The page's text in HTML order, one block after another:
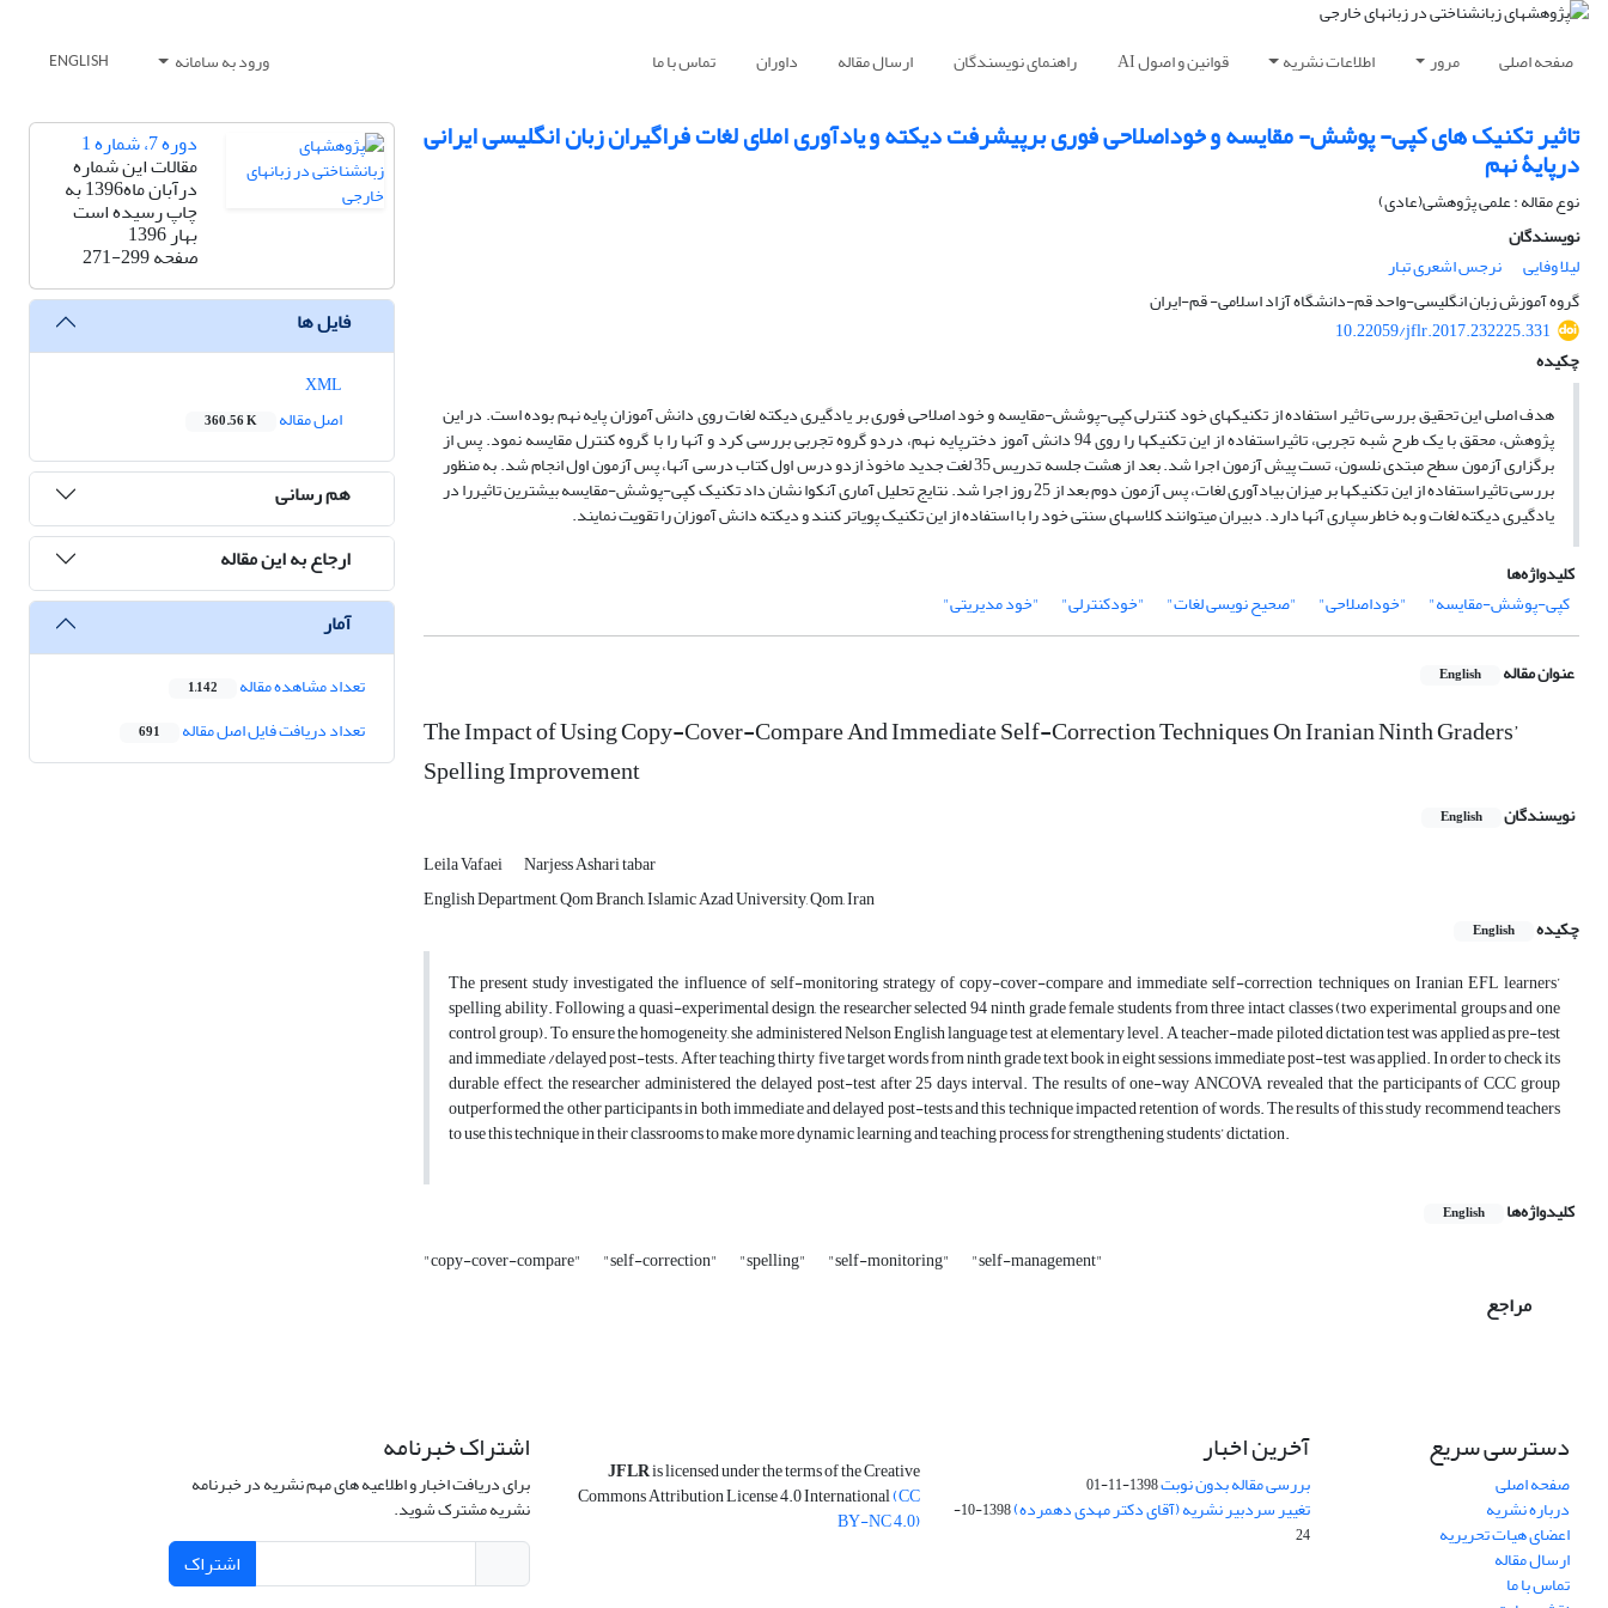
صفحه اصلی مرور اطلاعات نشریه قوانین و اصول AI راهنمای نویسندگان ارسال مقاله داوران تماس با ما ورود به سامانه ENGLISH
تاثیر تکنیک های کپی- پوشش- مقایسه و خوداصلاحی فوری برپیشرفت دیکته و یادآوری املای لغات فراگیران زبان انگلیسی ایرانی
درپایۀ نهم
نوع مقاله : علمی پژوهشی(عادی)
نویسندگان
لیلا وفایی
نرجس اشعری تبار
گروه آموزش زبان انگلیسی-واحد قم-دانشگاه آزاد اسلامی- قم-ایران
10.22059/jflr.2017.232225.331
چکیده
هدف اصلی این تحقیق بررسی تاثیر استفاده از تکنیکهای خود کنترلی کپی-پوشش-مقایسه و خود اصلاحی فوری بر یادگیری دیکته لغات روی دانش آموزان پایه نهم بوده است. در این
پژوهش، محقق با یک طرح شبه تجربی، تاثیراستفاده از این تکنیکها را روی 94 دانش آموز دخترپایه نهم، دردو گروه تجربی بررسی کرد و آنها را با گروه کنترل مقایسه نمود. پس از
برگزاری آزمون سطح مبتدی نلسون، تست پیش آزمون اجرا شد. بعد از هشت جلسه تدریس 35 لغت جدید ماخوذ ازدو درس اول کتاب درسی آنها، پس آزمون اول انجام شد. به منظور
بررسی تاثیراستفاده از این تکنیکها بر میزان بیادآوری لغات، پس آزمون دوم بعد از 25 روز اجرا شد. نتایج تحلیل آماری آنکوا نشان داد تکنیک کپی-پوشش-مقایسه بیشترین تاثیررا در
یادگیری دیکته لغات و به خاطرسپاری آنها دارد. دبیران میتوانند کلاسهای سنتی خود را با استفاده از این تکنیک پویاتر کنند و دیکته دانش آموزان را تقویت نمایند.
کلیدواژه‌ها
کپی-پوشش-مقایسه"
"خوداصلاحی" "صحیح نویسی لغات" "خودکنترلی" "خود مدیریتی"
عنوان مقاله English
The Impact of Using Copy-Cover-Compare And Immediate Self-Correction Techniques On Iranian Ninth Graders’
Spelling Improvement
نویسندگان English
Leila Vafaei
Narjess Ashari tabar
English Department, Qom Branch, Islamic Azad University, Qom, Iran
چکیده
English
The present study investigated the influence of self-monitoring strategy of copy-cover-compare and immediate self-correction techniques on Iranian EFL learners’
spelling ability. Following a quasi-experimental design, the researcher selected 94 ninth grade female students from three intact classes (two experimental groups and one
control group). To ensure the homogeneity, she administered Nelson English language test at elementary level. A teacher-made piloted dictation test was applied as pre-test
and immediate /delayed post-tests. After teaching thirty five target words from ninth grade text book in eight sessions, immediate post-test was applied. In order to check its
durable effect, the researcher administered the delayed post-test after 25 days interval. The results of one-way ANCOVA revealed that the participants of CCC group
outperformed the other participants in both immediate and delayed post-tests and this technique impacted retention of words. The results of this study recommend teachers
to use this technique in their classrooms to make more dynamic learning and teaching process for strengthening students’ dictation.
کلیدواژه‌ها English
"copy-cover-compare" "self-correction" "spelling" "self-monitoring" "self-management"
مراجع
دوره 7، شماره 1
مقالات این شماره
درآبان ماه1396 به
چاپ رسیده است
بهار 1396
صفحه271-299
فایل ها
اصل مقاله
360.56 K
هم رسانی
ارجاع به این مقاله
آمار
تعداد مشاهده مقاله 1,142
تعداد دریافت فایل اصل مقاله 691
دسترسی سریع
صفحه اصلی
درباره نشریه
اعضای هیات تحریریه
ارسال مقاله
تماس با ما
آخرین اخبار
بررسی مقاله بدون نوبت1398-11-01
تغییر سردبیر نشریه (آقای دکتر مهدی دهمرده)
1398-10-
24
JFLRis licensed under the terms of the Creative
Commons Attribution License 4.0 International(CC
BY-NC 4.0)
اشتراک خبرنامه
برای دریافت اخبار و اطلاعیه های مهم نشریه در خبرنامه
نشریه مشترک شوید.
اشتراک